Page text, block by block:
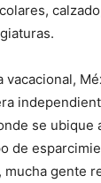
vacacional,
se ubique
de
mucha gente